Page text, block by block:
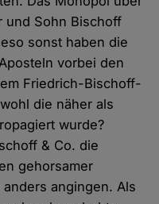
und Sohn Bischoff
sonst haben die
vorbei den
Friedrich-Bischoff-
die näher als
wurde?
& Co. die
gehorsamer
angingen. Als